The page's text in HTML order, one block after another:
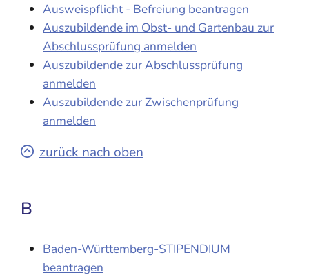
Ausweispflicht - Befreiung beantragen
Auszubildende im Obst- und Gartenbau zur
Abschlussprüfung anmelden
Auszubildende zur Abschlussprüfung
anmelden
Auszubildende zur Zwischenprüfung
anmelden
zurück nach oben
B
Baden-Württemberg-STIPENDIUM
beantragen